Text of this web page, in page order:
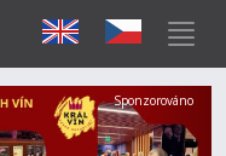
Další
Sponzorováno